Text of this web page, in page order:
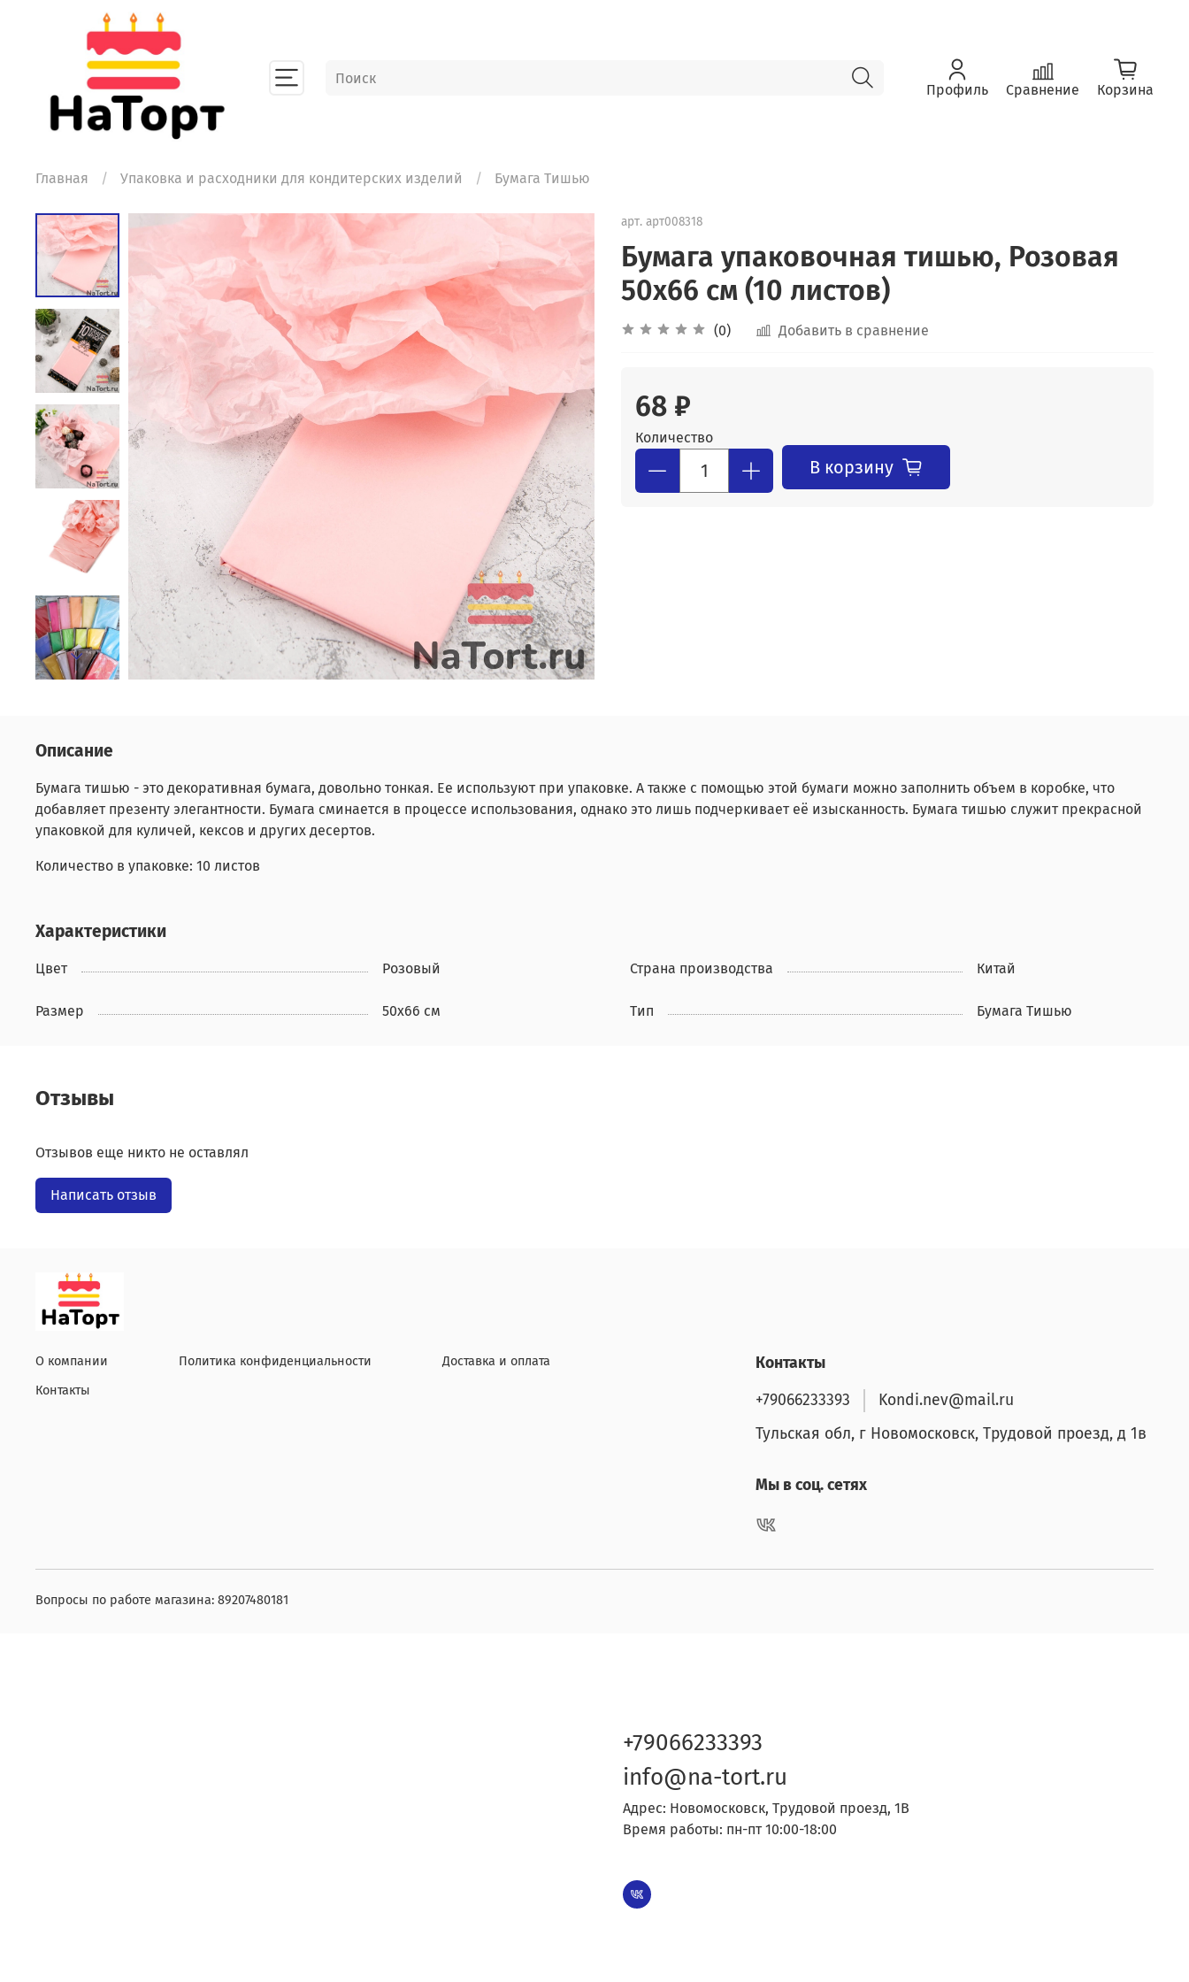
Профиль Сравнение Корзина
Главная Упаковка и расходники для кондитерских изделий Бумага Тишью
арт. арт008318
Бумага упаковочная тишью, Розовая
50х66 см (10 листов)
(0) Добавить в сравнение
68 ₽
Количество
В корзину
Описание
Бумага тишью - это декоративная бумага, довольно тонкая. Ее используют при упаковке. А также с помощью этой бумаги можно заполнить объем в коробке, что
добавляет презенту элегантности. Бумага сминается в процессе использования, однако это лишь подчеркивает её изысканность. Бумага тишью служит прекрасной
упаковкой для куличей, кексов и других десертов.
Количество в упаковке: 10 листов
Характеристики
Цвет Розовый Страна производства Китай
Размер 50x66 см Тип Бумага Тишью
Отзывы
Отзывов еще никто не оставлял
Написать отзыв
О компании
Контакты
Политика конфиденциальности Доставка и оплата
Контакты
+79066233393
Kondi.nev@mail.ru
Тульская обл, г Новомосковск, Трудовой проезд, д 1в
Мы в соц. сетях
Вопросы по работе магазина: 89207480181
+79066233393
info@na-tort.ru
Адрес: Новомосковск, Трудовой проезд, 1В
Время работы: пн-пт 10:00-18:00